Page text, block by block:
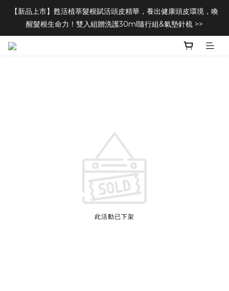
【新品上市】甦活植萃髮根賦活頭皮精華，養出健康頭皮環境，喚
醒髮根生命力！雙入組贈洗護30ml隨行組&氣墊針梳 >>
此活動已下架